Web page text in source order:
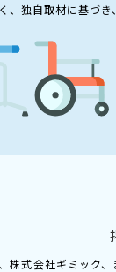
、独自取材に基づ
株式会社ギミック